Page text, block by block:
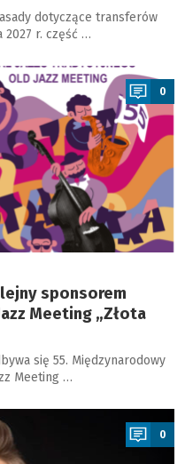
dotyczące transferów
2027 r. część …
0
sponsorem
Meeting „Złota
się 55. Międzynarodowy
Meeting …
0